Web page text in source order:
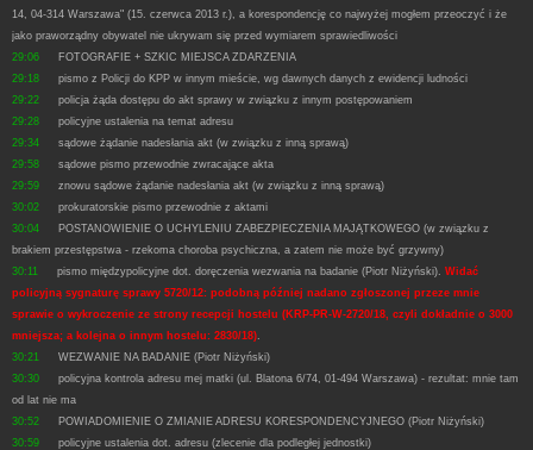
14, 04-314 Warszawa" (15. czerwca 2013 r.), a korespondencję co najwyżej mogłem przeoczyć i że
jako praworządny obywatel nie ukrywam się przed wymiarem sprawiedliwości
29:06
FOTOGRAFIE + SZKIC MIEJSCA ZDARZENIA
29:18
pismo z Policji do KPP w innym mieście, wg dawnych danych z ewidencji ludności
29:22
policja żąda dostępu do akt sprawy w związku z innym postępowaniem
29:28
policyjne ustalenia na temat adresu
29:34
sądowe żądanie nadesłania akt (w związku z inną sprawą)
29:58
sądowe pismo przewodnie zwracające akta
29:59
znowu sądowe żądanie nadesłania akt (w związku z inną sprawą)
30:02
prokuratorskie pismo przewodnie z aktami
30:04
POSTANOWIENIE O UCHYLENIU ZABEZPIECZENIA MAJĄTKOWEGO (w związku z
brakiem przestępstwa - rzekoma choroba psychiczna, a zatem nie może być grzywny)
30:11
pismo międzypolicyjne dot. doręczenia wezwania na badanie (Piotr Niżyński). Widać
policyjną sygnaturę sprawy 5720/12: podobną później nadano zgłoszonej przeze mnie
sprawie o wykroczenie ze strony recepcji hostelu (KRP-PR-W-2720/18, czyli dokładnie o 3000
mniejsza; a kolejna o innym hostelu: 2830/18)
30:21
WEZWANIE NA BADANIE (Piotr Niżyński)
30:30
policyjna kontrola adresu mej matki (ul. Blatona 6/74, 01-494 Warszawa) - rezultat: mnie tam
od lat nie ma
30:52
POWIADOMIENIE O ZMIANIE ADRESU KORESPONDENCYJNEGO (Piotr Niżyński)
30:59
policyjne ustalenia dot. adresu (zlecenie dla podległej jednostki)